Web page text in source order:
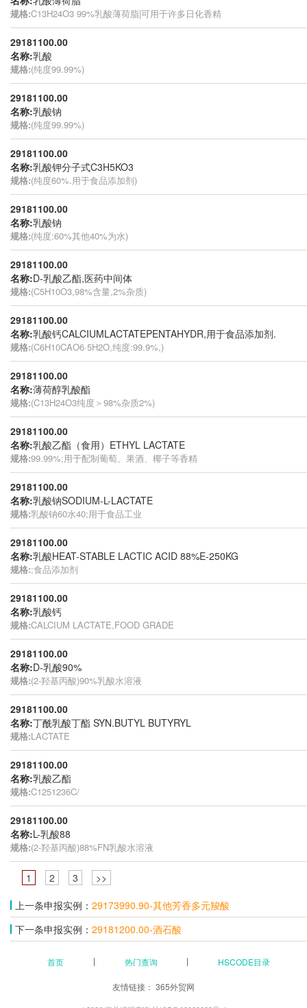
规格:C13H24O3 99%乳酸薄荷脂|可用于许多日化香精
29181100.00
名称:乳酸
规格:(纯度99.99%)
29181100.00
名称:乳酸钠
规格:(纯度99.99%)
29181100.00
名称:乳酸钾分子式C3H5KO3
规格:(纯度60%.用于食品添加剂)
29181100.00
名称:乳酸钠
规格:(纯度:60%其他40%为水)
29181100.00
名称:D-乳酸乙酯,医药中间体
规格:(C5H10O3,98%含量,2%杂质)
29181100.00
名称:乳酸钙CALCIUMLACTATEPENTAHYDR,用于食品添加剂.
规格:(C6H10CAO6·5H2O,纯度:99.9%,)
29181100.00
名称:薄荷醇乳酸酯
规格:(C13H24O3纯度＞98%杂质2%)
29181100.00
名称:乳酸乙酯（食用）ETHYL LACTATE
规格:99.99%;用于配制葡萄、果酒、椰子等香精
29181100.00
名称:乳酸钠SODIUM-L-LACTATE
规格:乳酸钠60水40;用于食品工业
29181100.00
名称:乳酸HEAT-STABLE LACTIC ACID 88%E-250KG
规格:;食品添加剂
29181100.00
名称:乳酸钙
规格:CALCIUM LACTATE,FOOD GRADE
29181100.00
名称:D-乳酸90%
规格:(2-羟基丙酸)90%乳酸水溶液
29181100.00
名称:丁酰乳酸丁酯 SYN.BUTYL BUTYRYL
规格:LACTATE
29181100.00
名称:乳酸乙酯
规格:C1251236C/
29181100.00
名称:L-乳酸88
规格:(2-羟基丙酸)88%FN乳酸水溶液
1 2 3
>>
上一条申报实例： 29173990.90-其他芳香多元羧酸
下一条申报实例： 29181200.00-酒石酸
首页 热门查询 HSCODE目录
友情链接： 365外贸网